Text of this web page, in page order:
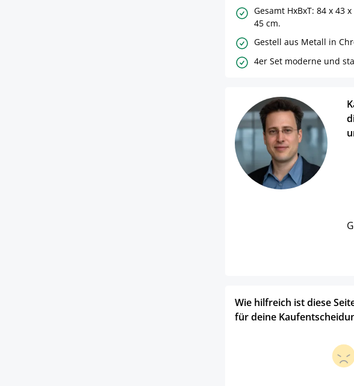
Gesamt HxBxT: 84 x 43
45 cm.
Gestell aus Metall in
4er Set moderne und
Wie hilfreich ist diese
für deine